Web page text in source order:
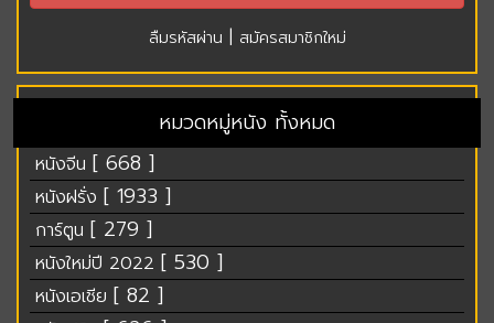
ลืมรหัสผ่าน สมัครสมาชิกใหม่
หมวดหมู่หนัง ทั้งหมด
หนังจีน [ 668 ]
หนังฝรั่ง [ 1933 ]
การ์ตูน [ 279 ]
หนังใหม่ปี 2022 [ 530 ]
หนังเอเชีย [ 82 ]